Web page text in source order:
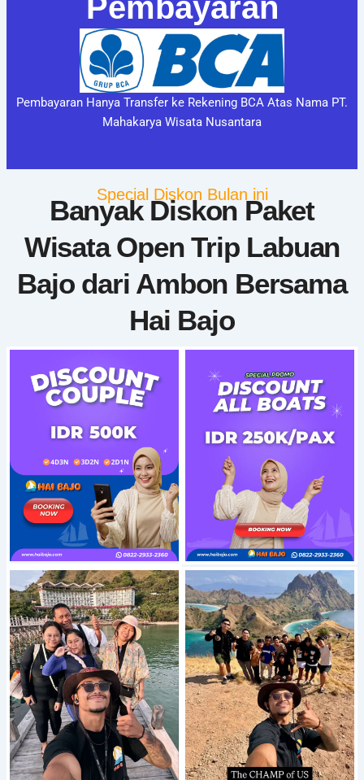
Pembayaran
Pembayaran Hanya Transfer ke Rekening BCA Atas Nama PT.
Mahakarya Wisata Nusantara
Special Diskon Bulan ini
Banyak Diskon Paket
Wisata Open Trip Labuan
Bajo dari Ambon Bersama
Hai Bajo